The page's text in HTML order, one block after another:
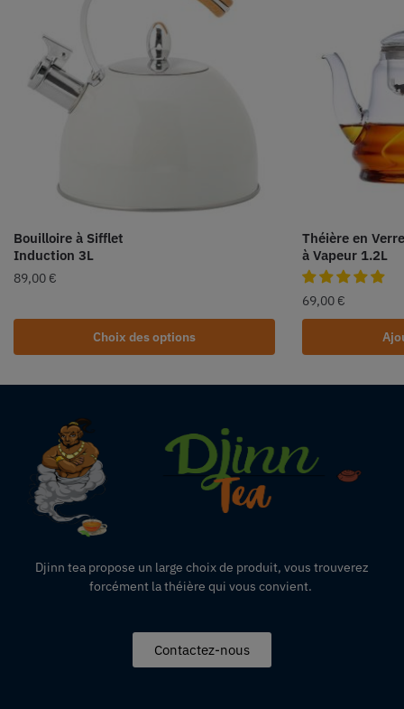
Bouilloire à Sifflet
Induction 3L
89,00 €
Choix des options
Théière en Verre
à Vapeur 1.2L
69,00 €
Djinn tea propose un large choix de produit, vous trouverez
forcément la théière qui vous convient.
Contactez-nous